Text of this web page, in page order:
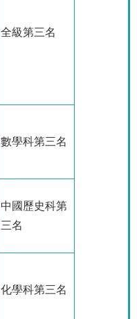
全級第三名
數學科第三名
中國歷史科第
三名
化學科第三名